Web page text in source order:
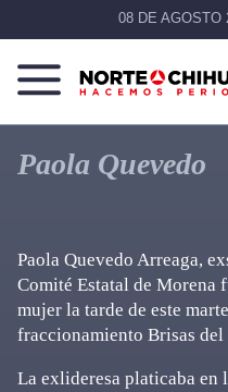
08 DE AGOSTO
Norte
De
Chihuahua
Más
que
noticias,
Paola Quevedo
Paola Quevedo Arreaga,
Comité Estatal de Morena
mujer la tarde de este
fraccionamiento Brisas del
La exlideresa platicaba en